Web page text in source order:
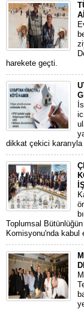
harekete geçti.
dikkat çekici
Toplumsal
Komisyonu'nda kabul